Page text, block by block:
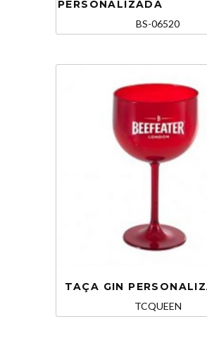
PERSONALIZADA
BS-06520
TAÇA GIN
TCQUEEN